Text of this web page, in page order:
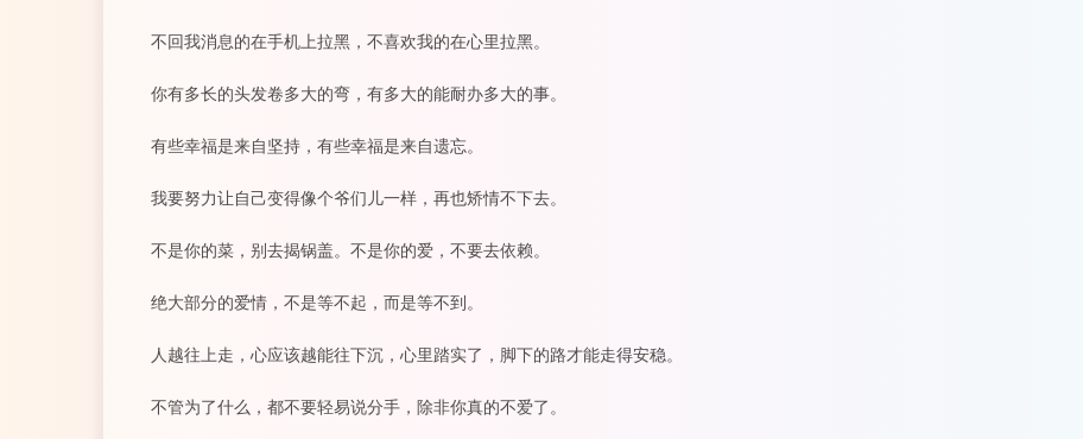
不回我消息的在手机上拉黑，不喜欢我的在心里拉黑。
你有多长的头发卷多大的弯，有多大的能耐办多大的事。
有些幸福是来自坚持，有些幸福是来自遗忘。
我要努力让自己变得像个爷们儿一样，再也矫情不下去。
不是你的菜，别去揭锅盖。不是你的爱，不要去依赖。
绝大部分的爱情，不是等不起，而是等不到。
人越往上走，心应该越能往下沉，心里踏实了，脚下的路才能走得安稳。
不管为了什么，都不要轻易说分手，除非你真的不爱了。